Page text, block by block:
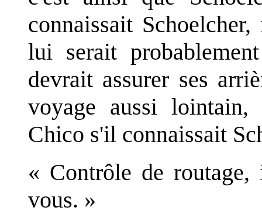
connaissait
lui serait
devrait assurer ses
voyage aussi
Chico s'il connaissait
« Contrôle de
vous. »